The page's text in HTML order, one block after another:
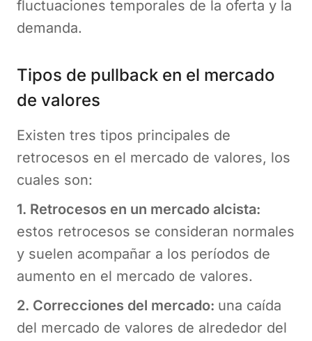
fluctuaciones temporales de la oferta y la
demanda.
Tipos de pullback en el mercado
de valores
Existen tres tipos principales de
retrocesos en el mercado de valores, los
cuales son:
1. Retrocesos en un mercado alcista:
estos retrocesos se consideran normales
y suelen acompañar a los períodos de
aumento en el mercado de valores.
2. Correcciones del mercado: una caída
del mercado de valores de alrededor del